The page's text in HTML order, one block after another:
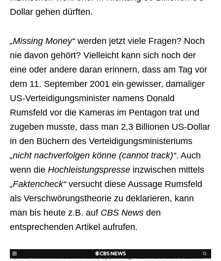
Dollar gehen dürften.
„Missing Money“werden jetzt viele Fragen? Noch
nie davon gehört? Vielleicht kann sich noch der
eine oder andere daran erinnern, dass am Tag vor
dem 11. September 2001 ein gewisser, damaliger
US-Verteidigungsminister namens Donald
Rumsfeld vor die Kameras im Pentagon trat und
zugeben musste, dass man 2,3 Billionen US-Dollar
in den Büchern des Verteidigungsministeriums
„nicht nachverfolgen könne (cannot track)“. Auch
wenn die Hochleistungspresse inzwischen mittels
„Faktencheck“versucht diese Aussage Rumsfeld
als Verschwörungstheorie zu deklarieren, kann
man bis heute z.B. auf CBS News den
entsprechenden Artikel aufrufen.